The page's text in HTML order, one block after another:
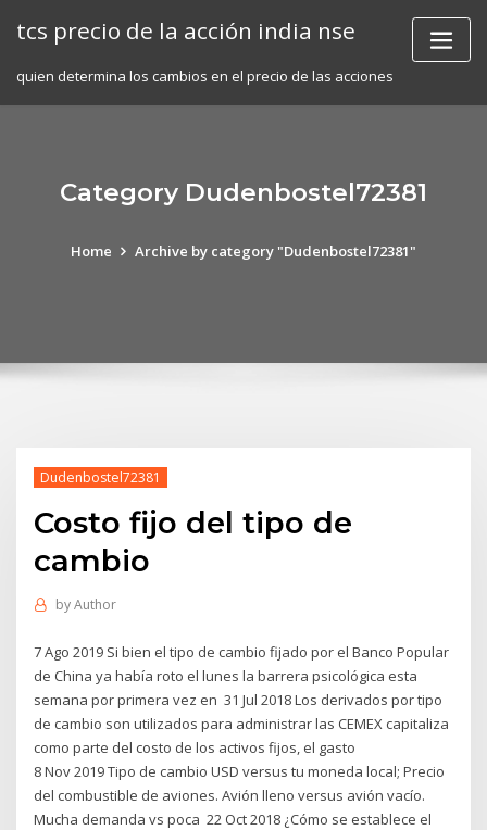
tcs precio de la acción india nse
quien determina los cambios en el precio de las acciones
Category Dudenbostel72381
Home Archive by category "Dudenbostel72381"
Dudenbostel72381
Costo fijo del tipo de
cambio
byAuthor
7 Ago 2019 Si bien el tipo de cambio fijado por el Banco Popular
de China ya había roto el lunes la barrera psicológica esta
semana por primera vez en 31 Jul 2018 Los derivados por tipo
de cambio son utilizados para administrar las CEMEX capitaliza
como parte del costo de los activos fijos, el gasto
8 Nov 2019 Tipo de cambio USD versus tu moneda local; Precio
del combustible de aviones. Avión lleno versus avión vacío.
Mucha demanda vs poca 22 Oct 2018 ¿Cómo se establece el